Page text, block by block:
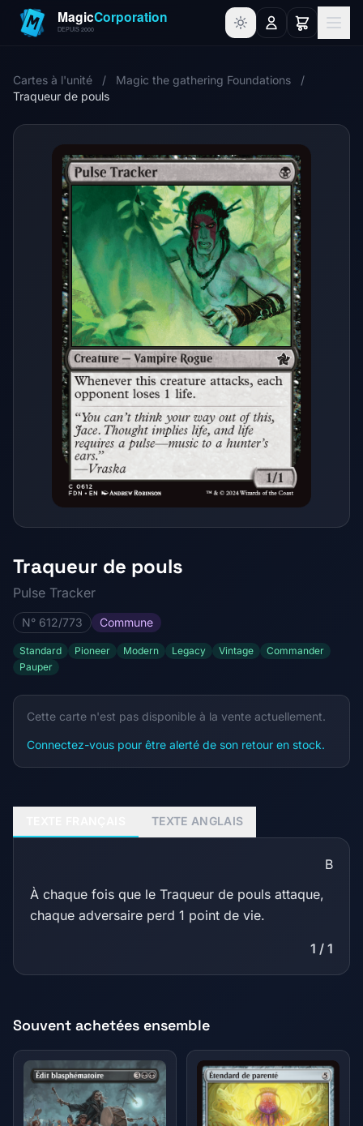
Cartes à l'unité / Magic the gathering Foundations
/
Traqueur de pouls
Traqueur de pouls
Pulse Tracker
N° 612/773 Commune
Standard Pioneer Modern Legacy Vintage
Commander
Pauper
Cette carte n'est pas disponible à la vente actuellement.
Connectez-vous pour être alerté de son retour en stock.
TEXTE ANGLAIS
B
À chaque fois que le Traqueur de pouls attaque,
chaque adversaire perd 1 point de vie.
1 / 1
Souvent achetées ensemble